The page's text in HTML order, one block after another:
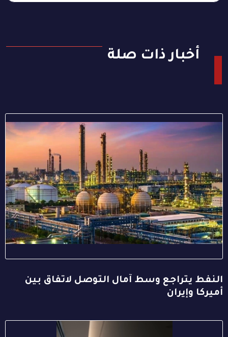
أخبار ذات صلة
النفط يتراجع وسط آمال التوصل لاتفاق بين
أميركا وإيران